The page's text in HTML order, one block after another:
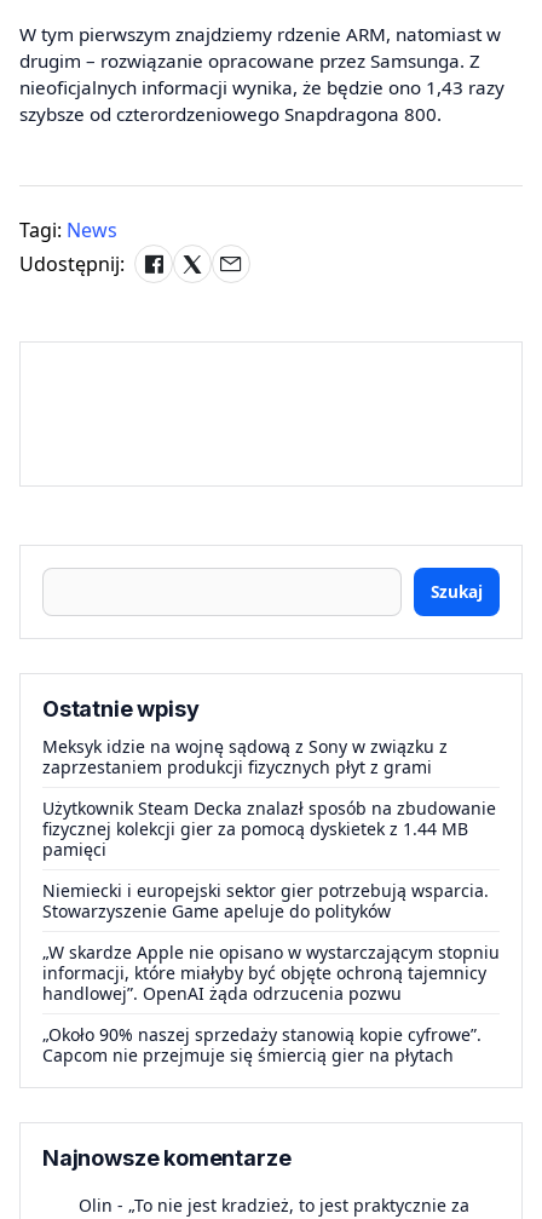
W tym pierwszym znajdziemy rdzenie ARM, natomiast w
drugim – rozwiązanie opracowane przez Samsunga. Z
nieoficjalnych informacji wynika, że będzie ono 1,43 razy
szybsze od czterordzeniowego Snapdragona 800.
Tagi: News
Udostępnij:
Szukaj
Ostatnie wpisy
Meksyk idzie na wojnę sądową z Sony w związku z
zaprzestaniem produkcji fizycznych płyt z grami
Użytkownik Steam Decka znalazł sposób na zbudowanie
fizycznej kolekcji gier za pomocą dyskietek z 1.44 MB
pamięci
Niemiecki i europejski sektor gier potrzebują wsparcia.
Stowarzyszenie Game apeluje do polityków
„W skardze Apple nie opisano w wystarczającym stopniu
informacji, które miałyby być objęte ochroną tajemnicy
handlowej”. OpenAI żąda odrzucenia pozwu
„Około 90% naszej sprzedaży stanowią kopie cyfrowe”.
Capcom nie przejmuje się śmiercią gier na płytach
Najnowsze komentarze
Olin - „To nie jest kradzież, to jest praktycznie za